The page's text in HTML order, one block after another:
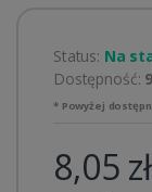
Status: Na
Dostępność:
* Powyżej
8,05 zł